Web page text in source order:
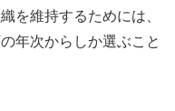
を維持するためには、
年次からしか選ぶこと